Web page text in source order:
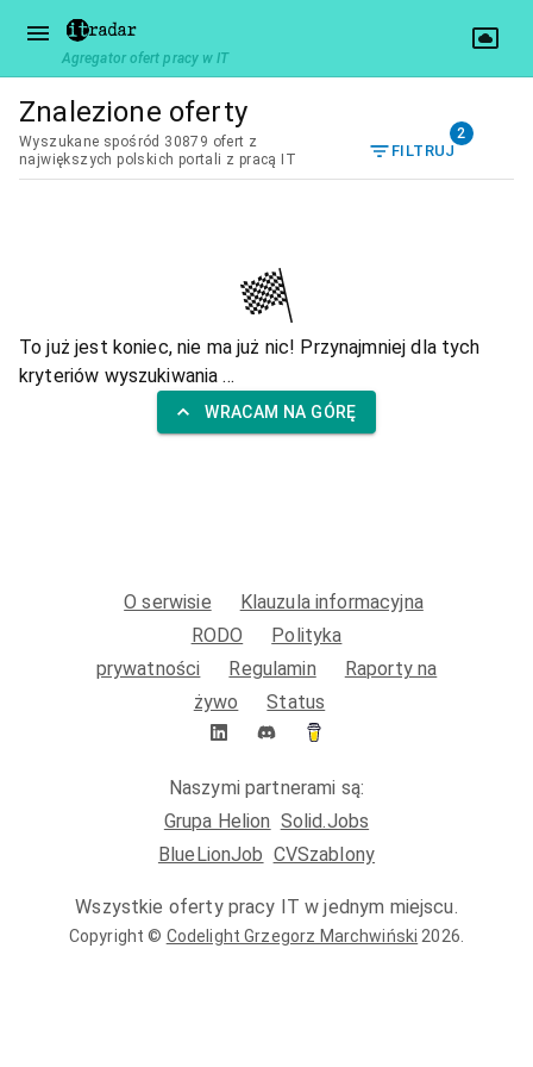
Agregator ofert pracy w IT
Znalezione oferty
Wyszukane spośród 30879 ofert z
największych polskich portali z pracą IT
FILTRUJ
2
To już jest koniec, nie ma już nic! Przynajmniej dla tych
kryteriów wyszukiwania ...
WRACAM NA GÓRĘ
O serwisie
Klauzula informacyjna
RODO
Polityka
prywatności
Regulamin
Raporty na
żywo
Status
Naszymi partnerami są:
Grupa Helion Solid.Jobs
BlueLionJob CVSzablony
Wszystkie oferty pracy IT w jednym miejscu.
Copyright © Codelight Grzegorz Marchwiński 2026